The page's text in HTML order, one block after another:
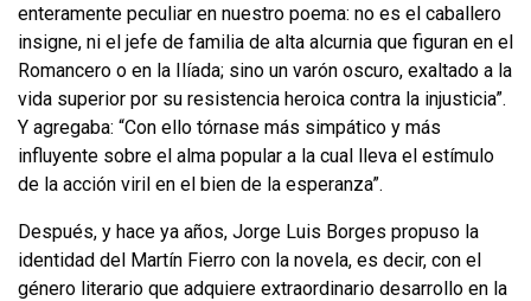
enteramente pecu­liar en nuestro poema: no es el caballero
insigne, ni el jefe de familia de alta alcurnia que figuran en el
Romancero o en la Ilíada; sino un varón oscuro, exal­tado a la
vida superior por su resistencia heroica contra la injusticia”.
Y agrega­ba: “Con ello tórnase más simpático y más
influyente sobre el alma popular a la cual lleva el estímulo
de la acción viril en el bien de la esperanza”.
Después, y hace ya años, Jorge Luis Borges propuso la
identidad del Martín Fierro con la novela, es decir, con el
género literario que adquiere extraordina­rio desarrollo en la